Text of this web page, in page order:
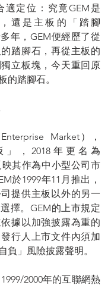
適定位：究竟GEM是
還是主板的「踏腳
年，GEM便經歷了從
踏腳石，再從主板的
立板塊，今天重回原
的踏腳石。
Market），
，2018年更名為
映其作為中小型公司市
於1999年11月推出，
提供主板以外的另一
擇。GEM的上市規定
據以加強披露為重的
行人上市文件內須加
負」風險披露聲明。
2000年的互聯網熱